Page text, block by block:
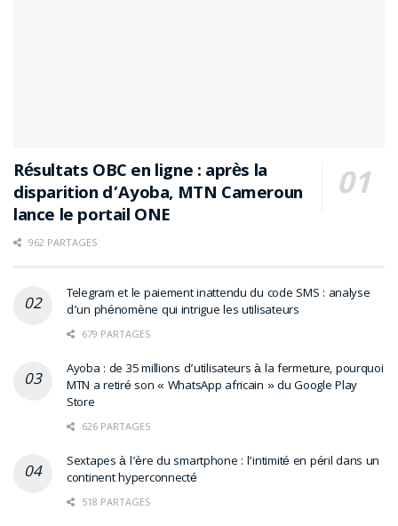
Résultats OBC en ligne : après la
disparition d’Ayoba, MTN Cameroun
lance le portail ONE
962 PARTAGES
Telegram et le paiement inattendu du code SMS : analyse
d’un phénomène qui intrigue les utilisateurs
679 PARTAGES
Ayoba : de 35 millions d’utilisateurs à la fermeture, pourquoi
MTN a retiré son « WhatsApp africain » du Google Play
Store
626 PARTAGES
Sextapes à l’ère du smartphone : l’intimité en péril dans un
continent hyperconnecté
518 PARTAGES